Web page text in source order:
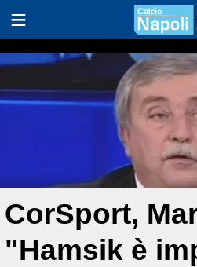
CorSport,
"Hamsik è